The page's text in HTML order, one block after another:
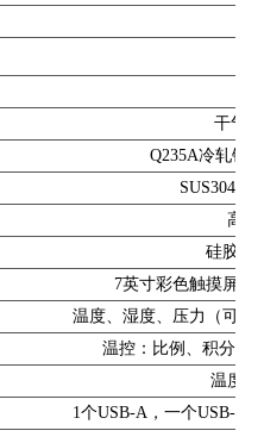
干气
Q235A冷轧钢
SUS304镜
高密
硅胶（
7英寸彩色触摸屏，
温度、湿度、压力（可选
温控：比例、积分、
温度
1个USB-A，一个USB-B